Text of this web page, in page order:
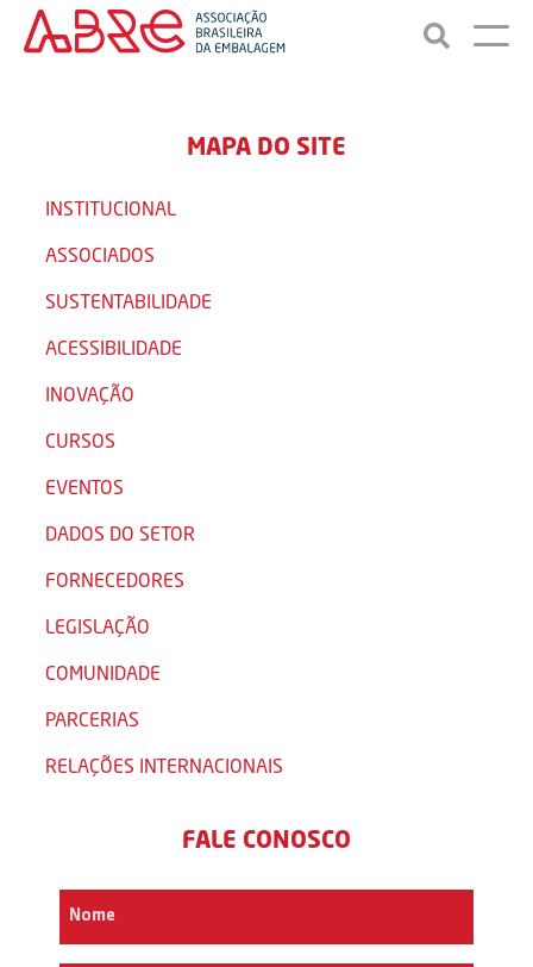
MAPA DO SITE
INSTITUCIONAL
ASSOCIADOS
SUSTENTABILIDADE
ACESSIBILIDADE
INOVAÇÃO
CURSOS
EVENTOS
DADOS DO SETOR
FORNECEDORES
LEGISLAÇÃO
COMUNIDADE
PARCERIAS
RELAÇÕES INTERNACIONAIS
FALE CONOSCO